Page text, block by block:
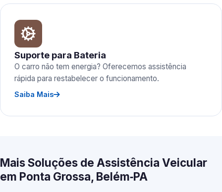
Suporte para Bateria
O carro não tem energia? Oferecemos assistência
rápida para restabelecer o funcionamento.
Saiba Mais
Mais Soluções de Assistência Veicular
em Ponta Grossa, Belém‑PA